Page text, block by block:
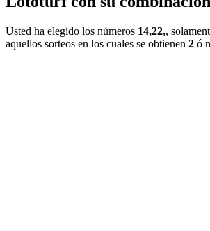
Usted ha elegido los números 14,22,,
aquellos sorteos en los cuales se obtienen 2 ó